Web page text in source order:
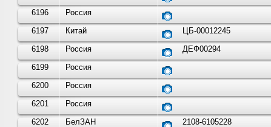
6196
Россия
6197
Китай ЦБ-00012245
6198
Россия ДЕФ00294
6199
Россия
6200
Россия
6201
Россия
6202
БелЗАН 2108-6105228